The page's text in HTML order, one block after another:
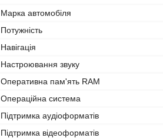
Марка автомобіля
Потужність
Навігація
Настроювання звуку
Оперативна пам'ять RAM
Операційна система
Підтримка аудіоформатів
Підтримка відеоформатів